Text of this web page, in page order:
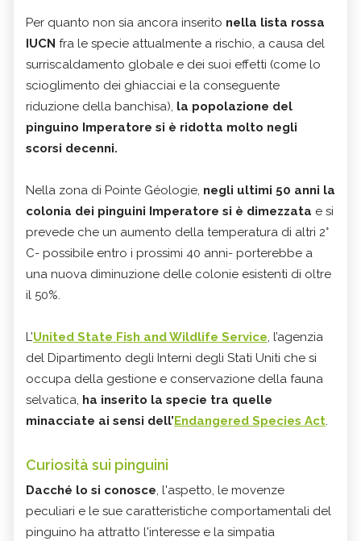
Per quanto non sia ancora inserito nella lista rossa
IUCN fra le specie attualmente a rischio, a causa del
surriscaldamento globale e dei suoi effetti (come lo
scioglimento dei ghiacciai e la conseguente
riduzione della banchisa), la popolazione del
pinguino Imperatore si è ridotta molto negli
scorsi decenni.
Nella zona di Pointe Géologie, negli ultimi 50 anni la
colonia dei pinguini Imperatore si è dimezzata e si
prevede che un aumento della temperatura di altri 2°
C- possibile entro i prossimi 40 anni- porterebbe a
una nuova diminuzione delle colonie esistenti di oltre
il 50%.
L’United State Fish and Wildlife Service, l’agenzia
del Dipartimento degli Interni degli Stati Uniti che si
occupa della gestione e conservazione della fauna
selvatica, ha inserito la specie tra quelle
minacciate ai sensi dell’Endangered Species Act.
Curiosità sui pinguini
Dacché lo si conosce, l'aspetto, le movenze
peculiari e le sue caratteristiche comportamentali del
pinguino ha attratto l'interesse e la simpatia